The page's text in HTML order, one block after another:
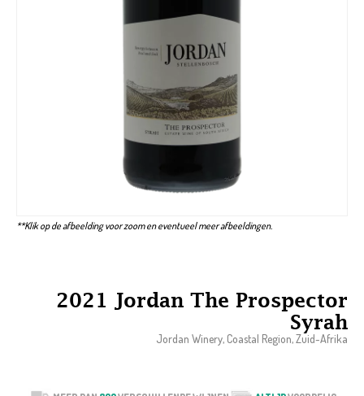
**Klik op de afbeelding voor zoom en eventueel meer afbeeldingen.
2021 Jordan The Prospector
Syrah
Jordan Winery, Coastal Region, Zuid-Afrika